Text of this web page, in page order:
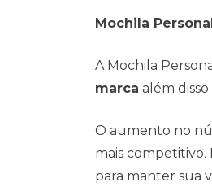
Mochila
A Mochila
marca além
O aumento no
mais
para manter sua